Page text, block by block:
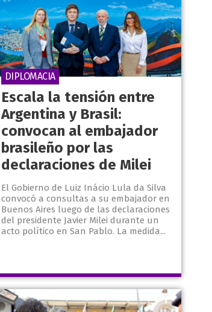
Escala la tensión entre
Argentina y Brasil:
convocan al embajador
brasileño por las
declaraciones de Milei
El Gobierno de Luiz Inácio Lula da Silva
convocó a consultas a su embajador en
Buenos Aires luego de las declaraciones
del presidente Javier Milei durante un
acto político en San Pablo. La medida...
DIPLOMACIA